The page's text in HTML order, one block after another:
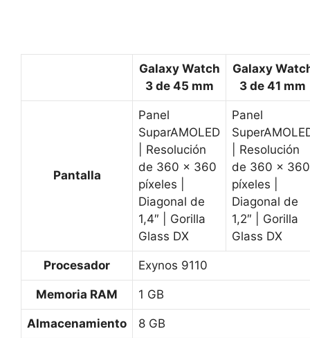
Galaxy Watch
3 de 45 mm
Galaxy
3 de 41 mm
Pantalla
Panel
SuparAMOLED
| Resolución
de 360 x 360
píxeles |
Diagonal de
1,4″ | Gorilla
Glass DX
Panel
| Resolución
de 360 x 360
píxeles |
Diagonal de
1,2″ | Gorilla
Glass DX
Procesador Exynos 9110
Memoria RAM 1 GB
Almacenamiento 8 GB